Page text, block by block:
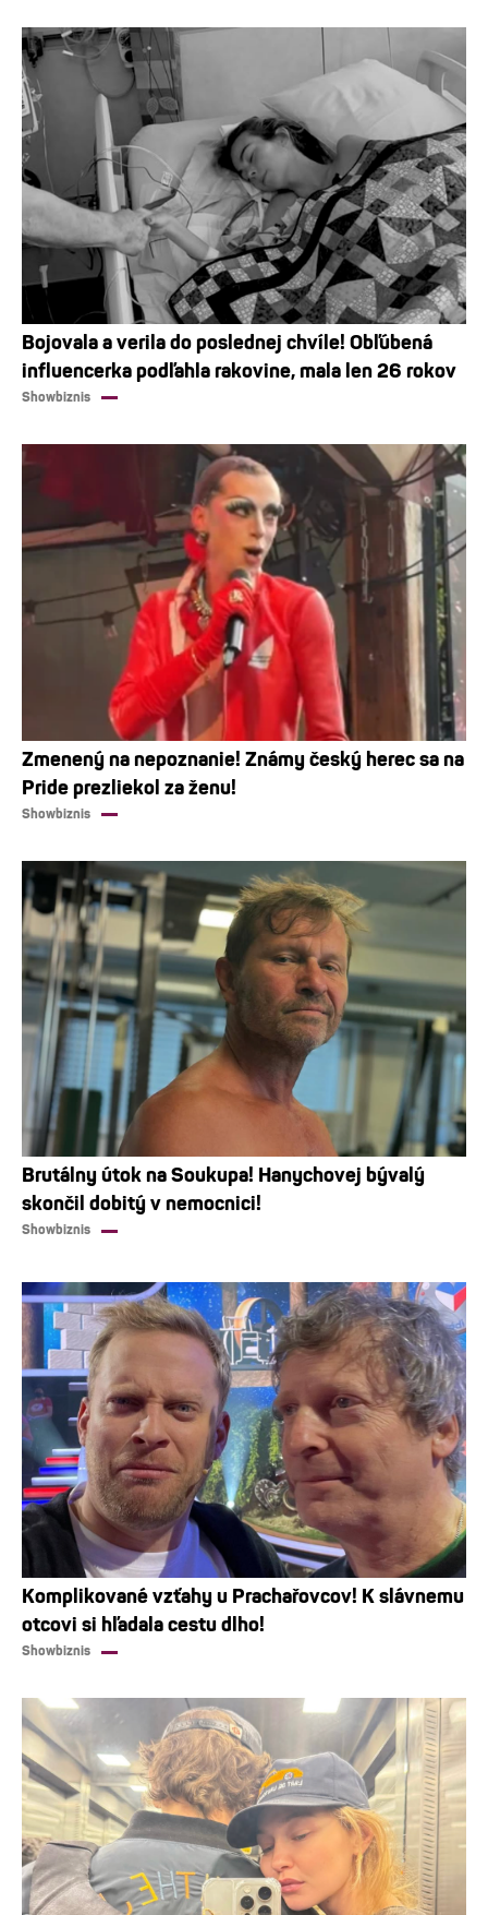
Bojovala a verila do poslednej chvíle! Obľúbená
influencerka podľahla rakovine, mala len 26 rokov
Showbiznis
Zmenený na nepoznanie! Známy český herec sa na
Pride prezliekol za ženu!
Showbiznis
Brutálny útok na Soukupa! Hanychovej bývalý
skončil dobitý v nemocnici!
Showbiznis
Komplikované vzťahy u Prachařovcov! K slávnemu
otcovi si hľadala cestu dlho!
Showbiznis